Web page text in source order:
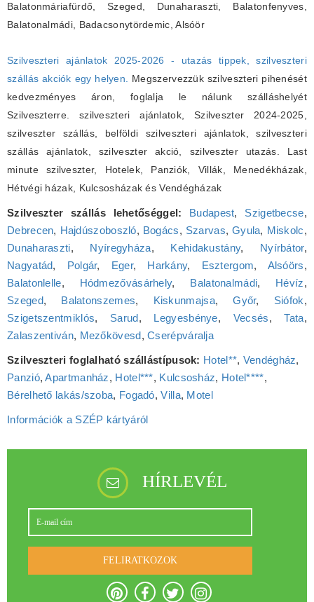
Balatonmáriafürdő, Szeged, Dunaharaszti, Balatonfenyves,
Balatonalmádi, Badacsonytördemic, Alsóör
Szilveszteri ajánlatok 2025-2026 - utazás tippek, szilveszteri
szállás akciók egy helyen.
Megszervezzük szilveszteri pihenését
kedvezményes áron, foglalja le nálunk szálláshelyét
Szilveszterre. szilveszteri ajánlatok, Szilveszter 2024-2025,
szilveszter szállás, belföldi szilveszteri ajánlatok, szilveszteri
szállás ajánlatok, szilveszter akció, szilveszter utazás. Last
minute szilveszter, Hotelek, Panziók, Villák, Menedékházak,
Hétvégi házak, Kulcsosházak és Vendégházak
Szilveszter szállás lehetőséggel: Budapest, Szigetbecse,
Debrecen, Hajdúszoboszló, Bogács, Szarvas, Gyula, Miskolc,
Dunaharaszti, Nyíregyháza, Kehidakustány, Nyírbátor,
Nagyatád, Polgár, Eger, Harkány, Esztergom, Alsóörs,
Balatonlelle, Hódmezővásárhely, Balatonalmádi, Hévíz,
Szeged, Balatonszemes, Kiskunmajsa,Győr, Siófok,
Szigetszentmiklós, Sarud, Legyesbénye, Vecsés,Tata,
Zalaszentiván, Mezőkövesd,Cserépváralja
Szilveszteri foglalható szállástípusok: Hotel**, Vendégház,
Panzió,Apartmanház, Hotel***, Kulcsosház, Hotel****,
Bérelhető lakás/szoba, Fogadó,Villa, Motel
Információk a SZÉP kártyáról
HÍRLEVÉL
FELIRATKOZOK